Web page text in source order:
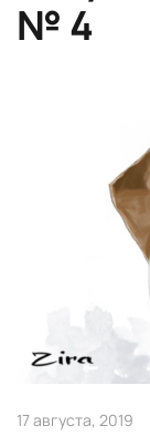
№ 4
17 августа, 2019